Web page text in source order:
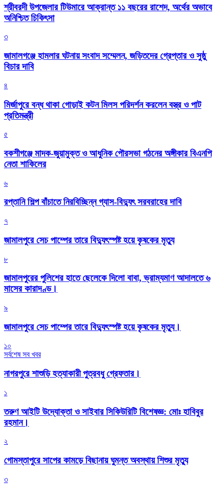
শ্রীবরদী উপজেলার টিউমারে আক্রান্ত ১১ বছরের রাশেদ, অর্থের অভাবে
অনিশ্চিত চিকিৎসা
৩
জামালগঞ্জে হামলার ঘটনায় সংবাদ সম্মেলন, জড়িতদের গ্রেপ্তার ও সুষ্ঠু
বিচার দাবি
৪
মির্জাপুরে বন্ধ থাকা গোড়াই কটন মিলস পরিদর্শন করলেন বস্ত্র ও পাট
প্রতিমন্ত্রী
৫
বকশীগঞ্জে মাদক-জুয়ামুক্ত ও আধুনিক পৌরসভা গঠনের অঙ্গীকার বিএনপি
নেতা শাকিলের
৬
রপ্তানি শিল্প বাঁচাতে নিরবিচ্ছিন্ন গ্যাস-বিদ্যুৎ সরবরাহের দাবি
৭
জামালপুরে সেচ পাম্পের তারে বিদ্যুৎস্পষ্ট হয়ে কৃষকের মৃত্যু
৮
জামালপুরের পুলিশের হাতে ছেলেকে দিলো বাবা, ভ্রাম্যমাণ আদালতে ৬
মাসের কারাদণ্ড।
৯
জামালপুরে সেচ পাম্পের তারে বিদ্যুৎস্পষ্ট হয়ে কৃষকের মৃত্যু।
১০
সর্বশেষ সব খবর
নাগরপুরে শাশুড়ি হত্যাকারী পুত্রবধু গ্রেফতার।
১
তরুণ আইটি উদ্যোক্তা ও সাইবার সিকিউরিটি বিশেষজ্ঞ: মোঃ হাবিবুর
রহমান।
২
গোমস্তাপুরে সাপের কামড়ে বিছানায় ঘুমন্ত অবস্থায় শিশুর মৃত্যু
৩